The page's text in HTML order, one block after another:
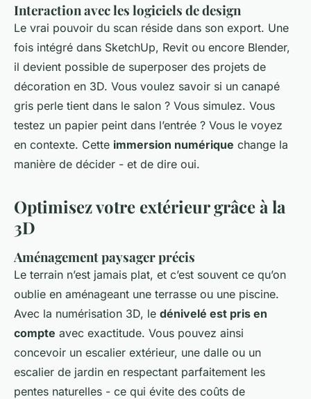
Interaction avec les logiciels de design
Le vrai pouvoir du scan réside dans son export. Une
fois intégré dans SketchUp, Revit ou encore Blender,
il devient possible de superposer des projets de
décoration en 3D. Vous voulez savoir si un canapé
gris perle tient dans le salon ? Vous simulez. Vous
testez un papier peint dans l’entrée ? Vous le voyez
en contexte. Cette immersion numérique change la
manière de décider - et de dire oui.
Optimisez votre extérieur grâce à la
3D
Aménagement paysager précis
Le terrain n’est jamais plat, et c’est souvent ce qu’on
oublie en aménageant une terrasse ou une piscine.
Avec la numérisation 3D, le dénivelé est pris en
compte avec exactitude. Vous pouvez ainsi
concevoir un escalier extérieur, une dalle ou un
escalier de jardin en respectant parfaitement les
pentes naturelles - ce qui évite des coûts de